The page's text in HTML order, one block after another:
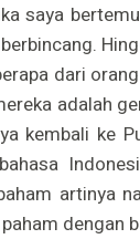
saya
dari
adalah
kembali ke
artinya
dengan